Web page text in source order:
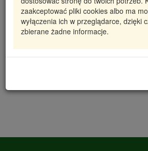
zaakceptować pliki cookies albo ma
wyłączenia ich w przeglądarce, dzięki
zbierane żadne informacje.
SKRAPLACZ KLIMATYZACJI C-
C 200 CDI (W/O DRYER)
489,28 zł